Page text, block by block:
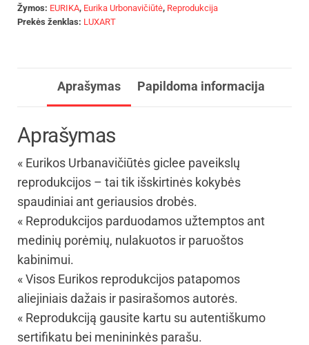
Žymos: EURIKA, Eurika Urbonavičiūtė, Reprodukcija
Prekės ženklas: LUXART
Aprašymas Papildoma informacija
Aprašymas
« Eurikos Urbanavičiūtės giclee paveikslų
reprodukcijos – tai tik išskirtinės kokybės
spaudiniai ant geriausios drobės.
« Reprodukcijos parduodamos užtemptos ant
medinių porėmių, nulakuotos ir paruoštos
kabinimui.
« Visos Eurikos reprodukcijos patapomos
aliejiniais dažais ir pasirašomos autorės.
« Reprodukciją gausite kartu su autentiškumo
sertifikatu bei menininkės parašu.